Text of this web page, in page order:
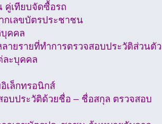
คู่เทียบจัดซื้อรถ
กเลขบัตรประชาชน
คคล
ายรายที่ทำการตรวจสอบประวัติส่วนตัว
ละบุคคล
เล็กทรอนิกส์
บประวัติด้วยชื่อ – ชื่อสกุล ตรวจสอบ